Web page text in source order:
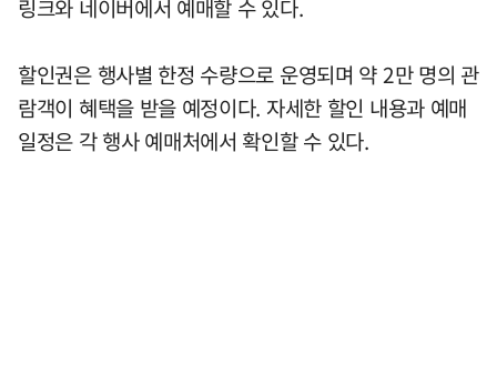
링크와 네이버에서 예매할 수 있다.
할인권은 행사별 한정 수량으로 운영되며 약 2만 명의 관
람객이 혜택을 받을 예정이다. 자세한 할인 내용과 예매
일정은 각 행사 예매처에서 확인할 수 있다.